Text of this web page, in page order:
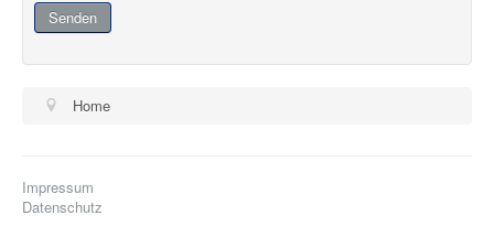
Senden
Home
Impressum
Datenschutz